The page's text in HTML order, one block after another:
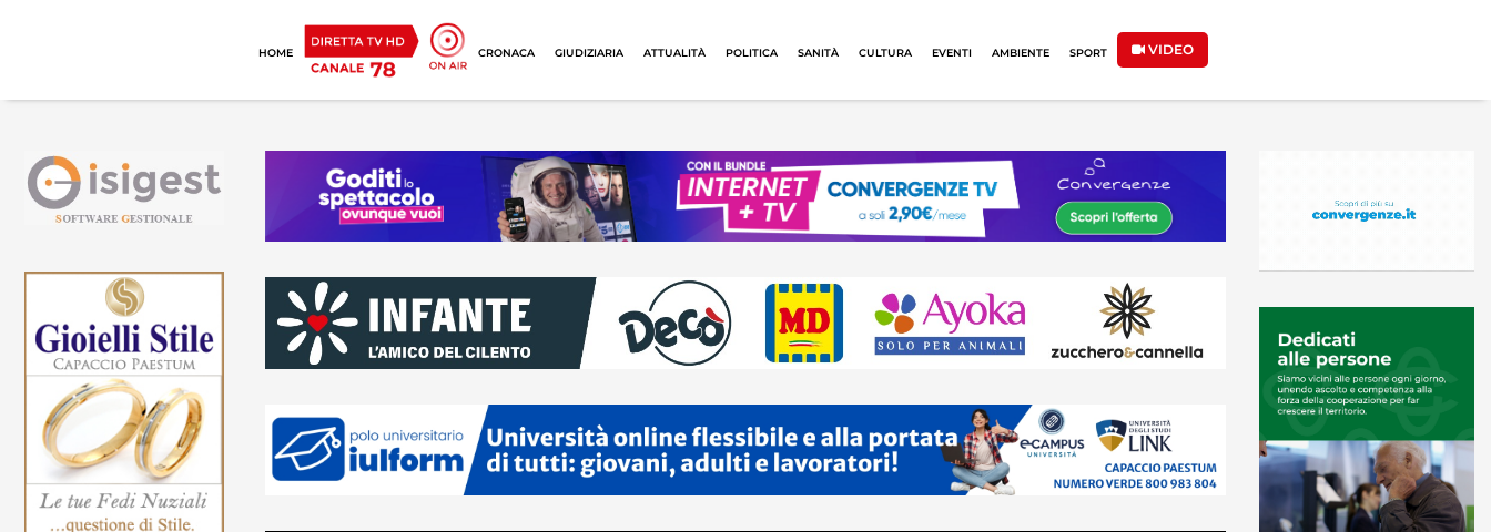
HOME CRONACA GIUDIZIARIA ATTUALITÀ POLITICA SANITÀ CULTURA EVENTI AMBIENTE SPORT VIDEO